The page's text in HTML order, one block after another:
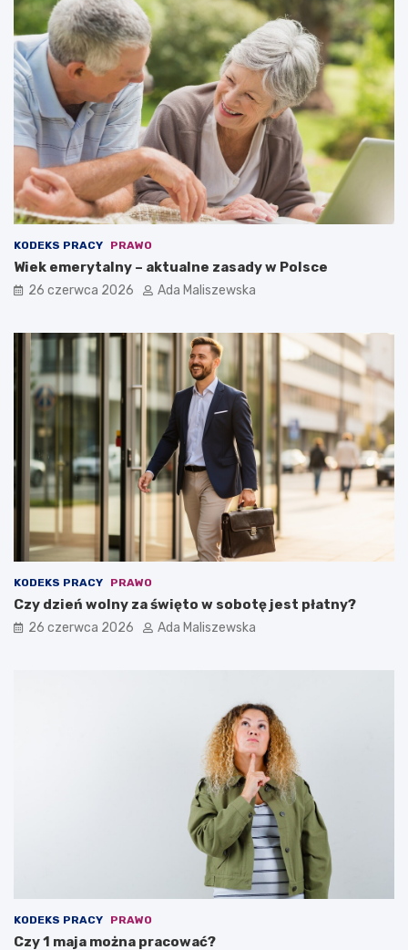
KODEKS PRACY PRAWO
Wiek emerytalny – aktualne zasady w Polsce
26 czerwca 2026 Ada Maliszewska
KODEKS PRACY PRAWO
Czy dzień wolny za święto w sobotę jest płatny?
26 czerwca 2026 Ada Maliszewska
KODEKS PRACY PRAWO
Czy 1 maja można pracować?